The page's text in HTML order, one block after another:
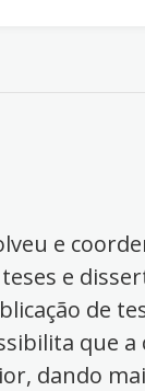
e
e
de
que
dando